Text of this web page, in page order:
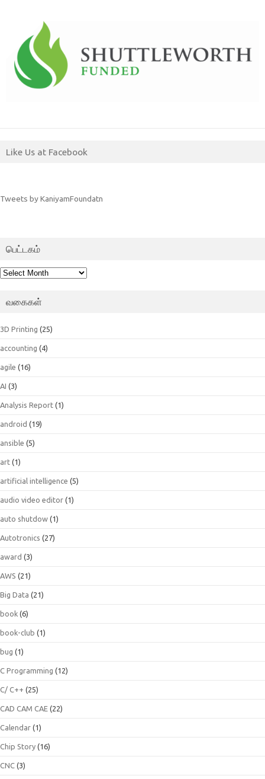
Like Us at Facebook
Tweets by KaniyamFoundatn
பெட்டகம்
பெட்டகம்
வகைகள்
3D Printing (25)
accounting (4)
agile (16)
AI (3)
Analysis Report (1)
android (19)
ansible (5)
art (1)
artificial intelligence (5)
audio video editor (1)
auto shutdow (1)
Autotronics (27)
award (3)
AWS (21)
Big Data (21)
book (6)
book-club (1)
bug (1)
C Programming (12)
C/ C++ (25)
CAD CAM CAE (22)
Calendar (1)
Chip Story (16)
CNC (3)